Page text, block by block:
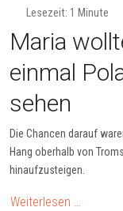
Lesezeit: 1 Minute
Maria
einmal
sehen
Die Chancen darauf
Hang oberhalb von
hinaufzusteigen.
Weiterlesen …